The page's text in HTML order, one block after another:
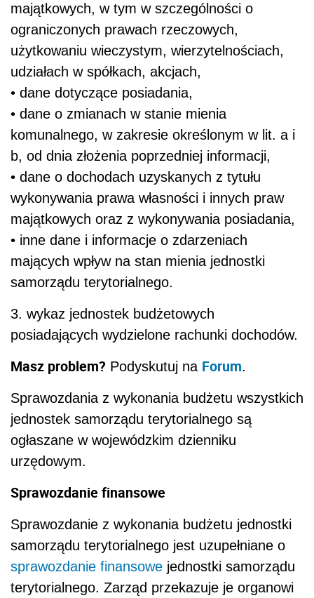
majątkowych, w tym w szczególności o
ograniczonych prawach rzeczowych,
użytkowaniu wieczystym, wierzytelnościach,
udziałach w spółkach, akcjach,
• dane dotyczące posiadania,
• dane o zmianach w stanie mienia
komunalnego, w zakresie określonym w lit. a i
b, od dnia złożenia poprzedniej informacji,
• dane o dochodach uzyskanych z tytułu
wykonywania prawa własności i innych praw
majątkowych oraz z wykonywania posiadania,
• inne dane i informacje o zdarzeniach
mających wpływ na stan mienia jednostki
samorządu terytorialnego.
3. wykaz jednostek budżetowych
posiadających wydzielone rachunki dochodów.
Masz problem? Podyskutuj na Forum.
Sprawozdania z wykonania budżetu wszystkich
jednostek samorządu terytorialnego są
ogłaszane w wojewódzkim dzienniku
urzędowym.
Sprawozdanie finansowe
Sprawozdanie z wykonania budżetu jednostki
samorządu terytorialnego jest uzupełniane o
sprawozdanie finansowe jednostki samorządu
terytorialnego. Zarząd przekazuje je organowi